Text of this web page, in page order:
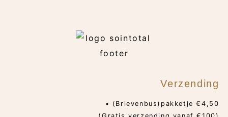
Verzending
• (Brievenbus)pakketje €4,50